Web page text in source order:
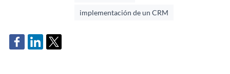
implementación de un CRM